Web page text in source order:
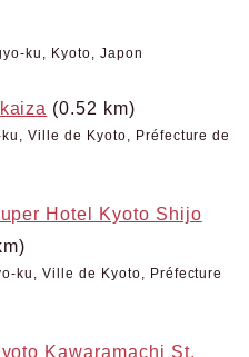
ku, Kyoto, Japon
(0.52 km)
Ville de Kyoto, Préfecture de
Hotel Kyoto Shijo
ku, Ville de Kyoto, Préfecture
Kawaramachi St.